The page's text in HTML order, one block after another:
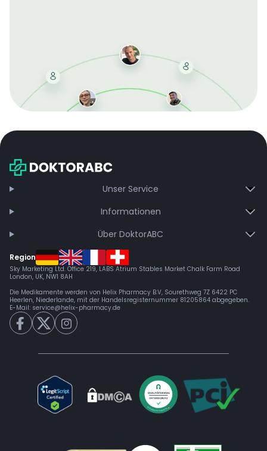
bei jeder Bestellung, erhalten schnelle Lieferung und
Unser Service
Informationen
Über DoktorABC
Region
Sky Marketing Ltd. Office 219, LABS Atrium Stables Market Chalk Farm Road
London, UK, NW1 8AH
Die Medikamente werden von Helix Pharmacy B.V, Sourethweg 7Z 6422 PC
Heerlen, Niederlande, mit der Handelsregisternummer 81205864 abgegeben.
E-Mail: service@helix-pharmacy.de